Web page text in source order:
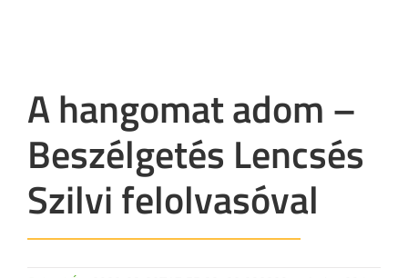
A hangomat adom –
Beszélgetés Lencsés
Szilvi felolvasóval